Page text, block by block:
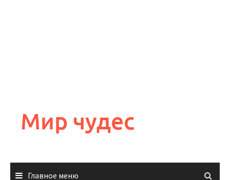
содержимому
Мир чудес
Главное меню